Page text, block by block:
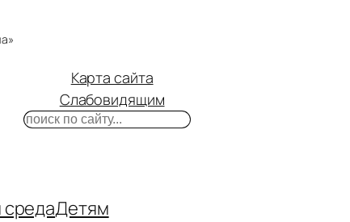
Карта сайта
Слабовидящим
Поиск
средаДетям